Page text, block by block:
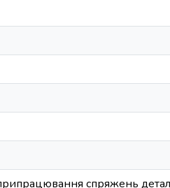
спряжень